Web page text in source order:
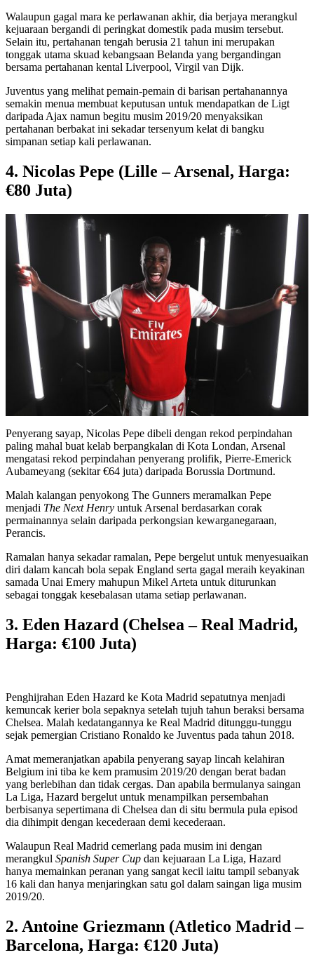
Walaupun gagal mara ke perlawanan akhir, dia berjaya merangkul
kejuaraan bergandi di peringkat domestik pada musim tersebut.
Selain itu, pertahanan tengah berusia 21 tahun ini merupakan
tonggak utama skuad kebangsaan Belanda yang bergandingan
bersama pertahanan kental Liverpool, Virgil van Dijk.
Juventus yang melihat pemain-pemain di barisan pertahanannya
semakin menua membuat keputusan untuk mendapatkan de Ligt
daripada Ajax namun begitu musim 2019/20 menyaksikan
pertahanan berbakat ini sekadar tersenyum kelat di bangku
simpanan setiap kali perlawanan.
4. Nicolas Pepe (Lille – Arsenal, Harga:
€80 Juta)
Penyerang sayap, Nicolas Pepe dibeli dengan rekod perpindahan
paling mahal buat kelab berpangkalan di Kota Londan, Arsenal
mengatasi rekod perpindahan penyerang prolifik, Pierre-Emerick
Aubameyang (sekitar €64 juta) daripada Borussia Dortmund.
Malah kalangan penyokong The Gunners meramalkan Pepe
menjadi The Next Henry untuk Arsenal berdasarkan corak
permainannya selain daripada perkongsian kewarganegaraan,
Perancis.
Ramalan hanya sekadar ramalan, Pepe bergelut untuk menyesuaikan
diri dalam kancah bola sepak England serta gagal meraih keyakinan
samada Unai Emery mahupun Mikel Arteta untuk diturunkan
sebagai tonggak kesebalasan utama setiap perlawanan.
3. Eden Hazard (Chelsea – Real Madrid,
Harga: €100 Juta)
Penghijrahan Eden Hazard ke Kota Madrid sepatutnya menjadi
kemuncak kerier bola sepaknya setelah tujuh tahun beraksi bersama
Chelsea. Malah kedatangannya ke Real Madrid ditunggu-tunggu
sejak pemergian Cristiano Ronaldo ke Juventus pada tahun 2018.
Amat memeranjatkan apabila penyerang sayap lincah kelahiran
Belgium ini tiba ke kem pramusim 2019/20 dengan berat badan
yang berlebihan dan tidak cergas. Dan apabila bermulanya saingan
La Liga, Hazard bergelut untuk menampilkan persembahan
berbisanya sepertimana di Chelsea dan di situ bermula pula episod
dia dihimpit dengan kecederaan demi kecederaan.
Walaupun Real Madrid cemerlang pada musim ini dengan
merangkul Spanish Super Cup dan kejuaraan La Liga, Hazard
hanya memainkan peranan yang sangat kecil iaitu tampil sebanyak
16 kali dan hanya menjaringkan satu gol dalam saingan liga musim
2019/20.
2. Antoine Griezmann (Atletico Madrid –
Barcelona, Harga: €120 Juta)